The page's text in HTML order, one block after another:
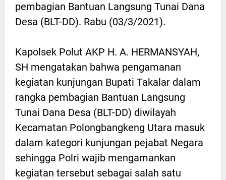
pembagian Bantuan Langsung Tunai Dana
Desa (BLT-DD). Rabu (03/3/2021).
Kapolsek Polut AKP H. A. HERMANSYAH,
SH mengatakan bahwa pengamanan
kegiatan kunjungan Bupati Takalar dalam
rangka pembagian Bantuan Langsung
Tunai Dana Desa (BLT-DD) diwilayah
Kecamatan Polongbangkeng Utara masuk
dalam kategori kunjungan pejabat Negara
sehingga Polri wajib mengamankan
kegiatan tersebut sebagai salah satu